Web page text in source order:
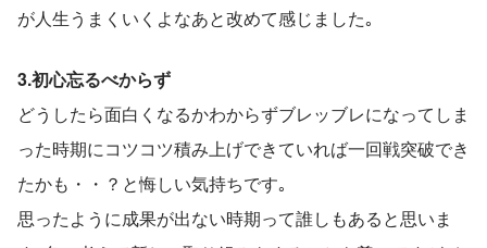
が人生うまくいくよなあと改めて感じました｡
3.初心忘るべからず
どうしたら面白くなるかわからずブレッブレになってしま
った時期にコツコツ積み上げできていれば一回戦突破でき
たかも・・？と悔しい気持ちです｡
思ったように成果が出ない時期って誰しもあると思いま